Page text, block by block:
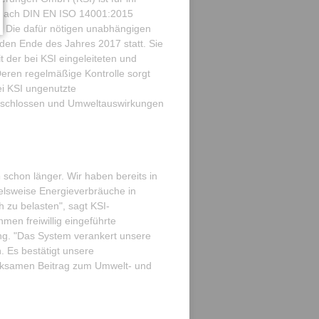
DIN EN ISO 14001:2015
Die dafür nötigen unabhängigen
Ende des Jahres 2017 statt. Sie
der bei KSI eingeleiteten und
regelmäßige Kontrolle sorgt
KSI ungenutzte
und Umweltauswirkungen
länger. Wir haben bereits in
Energieverbräuche in
zu belasten", sagt KSI-
freiwillig eingeführte
"Das System verankert unsere
Es bestätigt unsere
Beitrag zum Umwelt- und